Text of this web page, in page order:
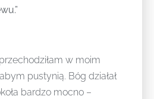
w moim
pustynią. Bóg działał
bardzo mocno –